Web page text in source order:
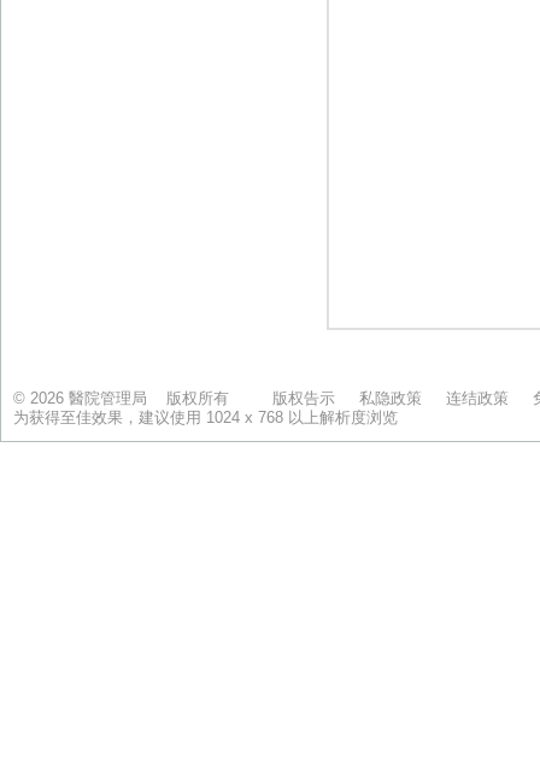
© 2026 醫院管理局 版权所有 版权告示 私隐政策 连结政策
为获得至佳效果，建议使用 1024 x 768 以上解析度浏览